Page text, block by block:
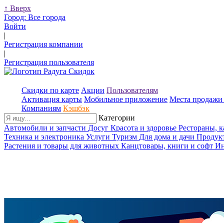
↑ Вверх
Город: Все города
Войти
|
Регистрация компании
|
Регистрация пользователя
Скидки по карте Акции Пользователям
Активация карты Мобильное приложение Места продажи
Компаниям Кэшбэк
Категории
Автомобили и запчасти Досуг Красота и здоровье Рестораны,
Техника и электроника Услуги Туризм Для дома и дачи
Растения и товары для животных Канцтовары, книги и софт